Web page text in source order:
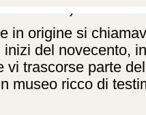
in origine si
inizi del novecento,
vi trascorse parte
museo ricco di